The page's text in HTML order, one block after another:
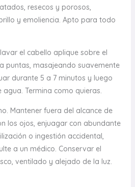
resecos y porosos,
y emoliencia. Apto para todo
el cabello aplique sobre el
puntas, masajeando suavemente
durante 5 a 7 minutos y luego
Termina como quieras.
Mantener fuera del alcance de
los ojos, enjuagar con abundante
o ingestión accidental,
a un médico. Conservar el
ventilado y alejado de la luz.